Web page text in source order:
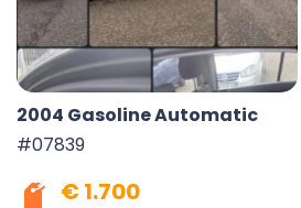
2004 Gasoline Automatic
#07839
€ 1.700